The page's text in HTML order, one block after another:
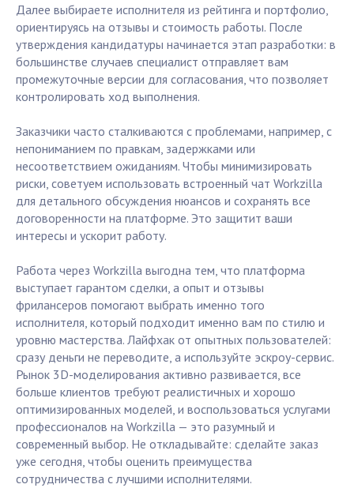
Далее выбираете исполнителя из рейтинга и портфолио,
ориентируясь на отзывы и стоимость работы. После
утверждения кандидатуры начинается этап разработки: в
большинстве случаев специалист отправляет вам
промежуточные версии для согласования, что позволяет
контролировать ход выполнения.
Заказчики часто сталкиваются с проблемами, например, с
непониманием по правкам, задержками или
несоответствием ожиданиям. Чтобы минимизировать
риски, советуем использовать встроенный чат Workzilla
для детального обсуждения нюансов и сохранять все
договоренности на платформе. Это защитит ваши
интересы и ускорит работу.
Работа через Workzilla выгодна тем, что платформа
выступает гарантом сделки, а опыт и отзывы
фрилансеров помогают выбрать именно того
исполнителя, который подходит именно вам по стилю и
уровню мастерства. Лайфхак от опытных пользователей:
сразу деньги не переводите, а используйте эскроу-сервис.
Рынок 3D-моделирования активно развивается, все
больше клиентов требуют реалистичных и хорошо
оптимизированных моделей, и воспользоваться услугами
профессионалов на Workzilla — это разумный и
современный выбор. Не откладывайте: сделайте заказ
уже сегодня, чтобы оценить преимущества
сотрудничества с лучшими исполнителями.